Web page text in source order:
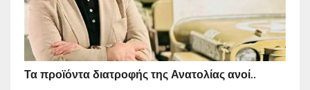
Τα προϊόντα διατροφής της Ανατολίας ανοί..